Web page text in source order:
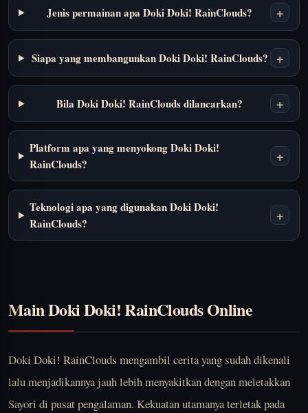
Jenis permainan apa Doki Doki! RainClouds? +
Siapa yang membangunkan Doki Doki! RainClouds? +
Bila Doki Doki! RainClouds dilancarkan? +
Platform apa yang menyokong Doki Doki!
RainClouds?
+
Teknologi apa yang digunakan Doki Doki!
RainClouds?
+
Main Doki Doki! RainClouds Online
Doki Doki! RainClouds mengambil cerita yang sudah dikenali
lalu menjadikannya jauh lebih menyakitkan dengan meletakkan
Sayori di pusat pengalaman. Kekuatan utamanya terletak pada